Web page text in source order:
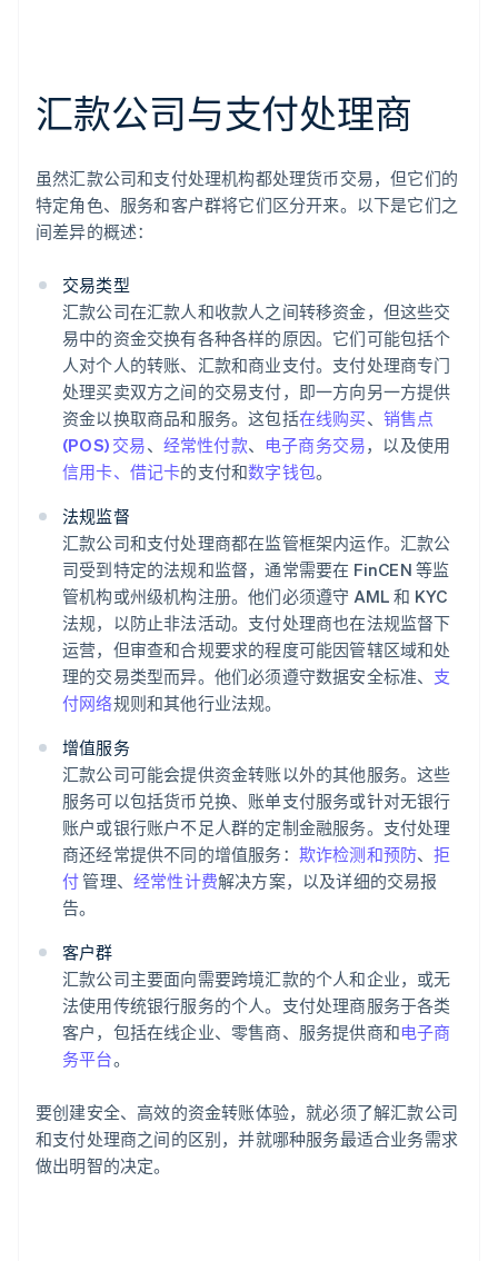
汇款公司与支付处理商
虽然汇款公司和支付处理机构都处理货币交易，但它们的
特定角色、服务和客户群将它们区分开来。以下是它们之
间差异的概述：
交易类型
汇款公司在汇款人和收款人之间转移资金，但这些交
易中的资金交换有各种各样的原因。它们可能包括个
人对个人的转账、汇款和商业支付。支付处理商专门
处理买卖双方之间的交易支付，即一方向另一方提供
资金以换取商品和服务。这包括在线购买、 销售点
(POS) 交易、 经常性付款、 电子商务交易，以及使用
信用卡、借记卡的支付和数字钱包。
法规监督
汇款公司和支付处理商都在监管框架内运作。汇款公
司受到特定的法规和监督，通常需要在 FinCEN 等监
管机构或州级机构注册。他们必须遵守 AML 和 KYC
法规，以防止非法活动。支付处理商也在法规监督下
运营，但审查和合规要求的程度可能因管辖区域和处
理的交易类型而异。他们必须遵守数据安全标准、 支
付网络规则和其他行业法规。
增值服务
汇款公司可能会提供资金转账以外的其他服务。这些
服务可以包括货币兑换、账单支付服务或针对无银行
账户或银行账户不足人群的定制金融服务。支付处理
商还经常提供不同的增值服务： 欺诈检测和预防、拒
付管理、经常性计费解决方案，以及详细的交易报
告。
客户群
汇款公司主要面向需要跨境汇款的个人和企业，或无
法使用传统银行服务的个人。支付处理商服务于各类
客户，包括在线企业、零售商、服务提供商和电子商
务平台。
要创建安全、高效的资金转账体验，就必须了解汇款公司
和支付处理商之间的区别，并就哪种服务最适合业务需求
做出明智的决定。